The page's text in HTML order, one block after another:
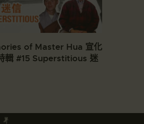
of Master Hua 宣化
輯 #15 Superstitious 迷